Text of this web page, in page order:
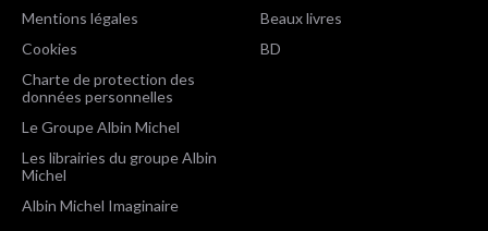
Mentions légales
Cookies
Charte de protection des
données personnelles
Le Groupe Albin Michel
Les librairies du groupe Albin
Michel
Albin Michel Imaginaire
Beaux livres
BD